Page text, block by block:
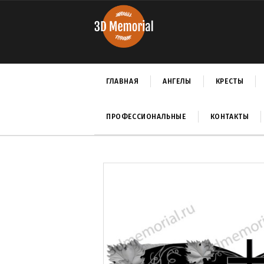
ГЛАВНАЯ АНГЕЛЫ КРЕСТЫ
ПРОФЕССИОНАЛЬНЫЕ КОНТАКТЫ